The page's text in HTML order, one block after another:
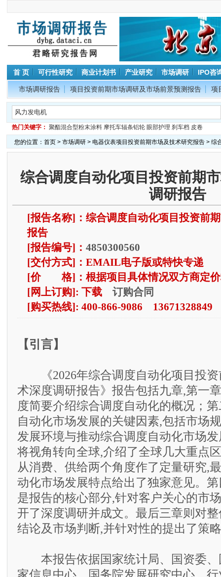
首 页 可行性研究 商业计划书 产业研究 市场调研 IPO咨
市场调研报告 项目投资前期市场调研及市场前景预测报告 项
热门关键字： 聚酯混合型粉末涂料 摩托车辐条铝轮 眼部护理 刹车档 皮卷
您的位置： 首页> 市场调研> 电器仪表项目投资前期市场及技术研究报告> 综
综合调度自动化项目投资前期
调研报告
[报告名称]：综合调度自动化项目投资前
报告
[报告编号]： 4850300560
[交付方式]：EMAIL电子版或特快专递
[价 格]：根据项目具体情况双方商定
[网上订购]: 下载 订购合同
[购买热线]: 400-866-9086 13671328849
【引言】
《2026年综合调度自动化项目投资
术深度调研报告》报告包括九章,第一
度简要介绍综合调度自动化的概况；
自动化市场发展的关键因素,包括市场
发展环境与推动综合调度自动化市场
将视角转向全球,介绍了全球几大重点
从消费、供给两个角度作了定量研究,
动化市场发展特点给出了独家意见。
是报告的核心部分,针对客户关心的市
开了深度调研并成文。最后三章则对
结论及市场判断,并针对性的提出了策
本报告依据国家统计局、国资委、